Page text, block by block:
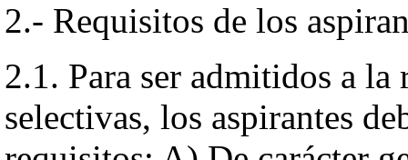
2.- Requisitos de los
2.1. Para ser admitidos a la
selectivas, los aspirantes